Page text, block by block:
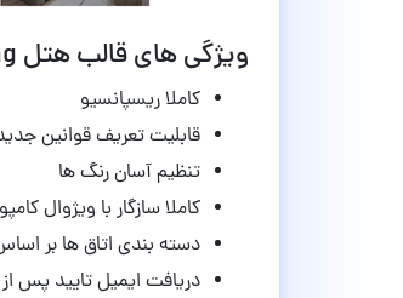
ویژگی های قالب هتل Soho Hotel Booking وردپرس 3.2.2
کاملا ریسپانسیو
قابلیت تعریف قوانین
تنظیم آسان رنگ ها
کاملا سازگار با ویژوال
دسته بندی اتاق ها بر
دریافت ایمیل تایید پس